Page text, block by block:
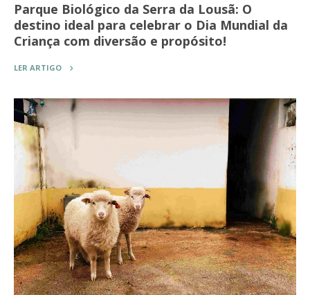
Parque Biológico da Serra da Lousã: O
destino ideal para celebrar o Dia Mundial da
Criança com diversão e propósito!
LER ARTIGO